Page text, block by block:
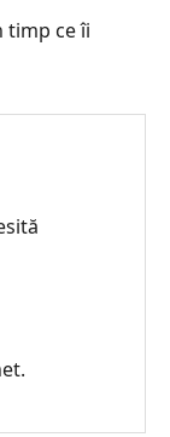
timp ce îi